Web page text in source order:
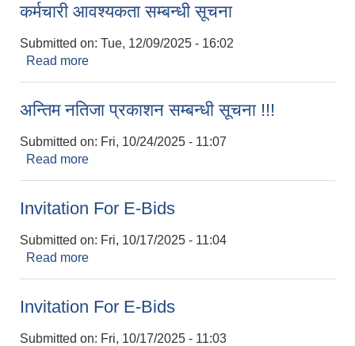
कर्मचारी आवश्यकता सम्बन्धी सूचना
Submitted on: Tue, 12/09/2025 - 16:02
Read more
अन्तिम नतिजा प्रकाशन सम्बन्धी सूचना !!!
Submitted on: Fri, 10/24/2025 - 11:07
Read more
Invitation For E-Bids
Submitted on: Fri, 10/17/2025 - 11:04
Read more
Invitation For E-Bids
Submitted on: Fri, 10/17/2025 - 11:03